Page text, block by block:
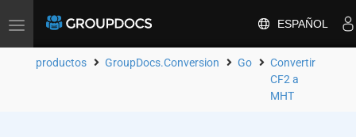
Toggle
ESPAÑOL
productos GroupDocs.Conversion Go
Convertir
CF2 a
MHT